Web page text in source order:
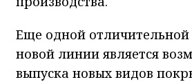
Еще одной отличительной
новой линии является
выпуска новых видов